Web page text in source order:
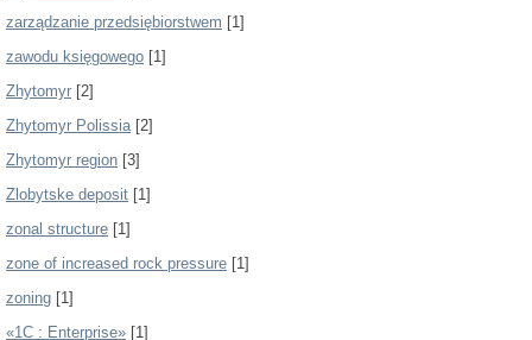
zarządzanie przedsiębiorstwem [1]
zawodu księgowego [1]
Zhytomyr [2]
Zhytomyr Polissia[2]
Zhytomyr region [3]
Zlobytske deposit [1]
zonal structure [1]
zone of increased rock pressure [1]
zoning [1]
«1С : Enterprise» [1]